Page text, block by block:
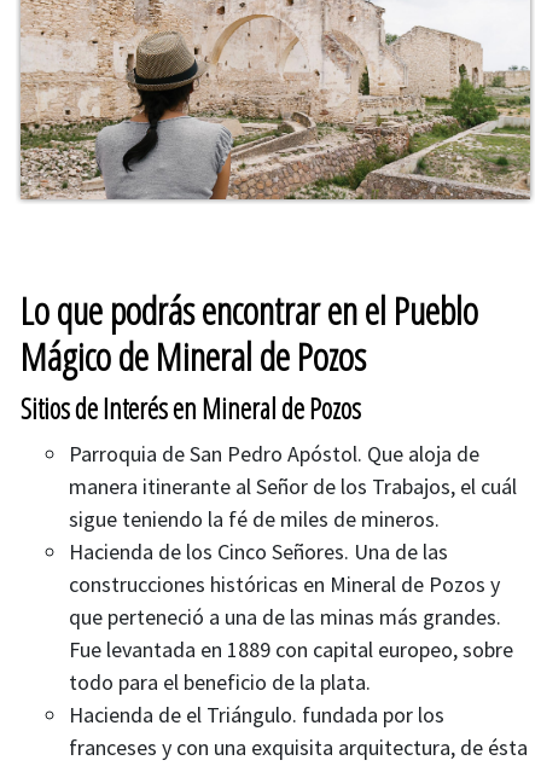
Lo que podrás encontrar en el Pueblo
Mágico de Mineral de Pozos
Sitios de Interés en Mineral de Pozos
Parroquia de San Pedro Apóstol. Que aloja de
manera itinerante al Señor de los Trabajos, el cuál
sigue teniendo la fé de miles de mineros.
Hacienda de los Cinco Señores. Una de las
construcciones históricas en Mineral de Pozos y
que perteneció a una de las minas más grandes.
Fue levantada en 1889 con capital europeo, sobre
todo para el beneficio de la plata.
Hacienda de el Triángulo. fundada por los
franceses y con una exquisita arquitectura, de ésta